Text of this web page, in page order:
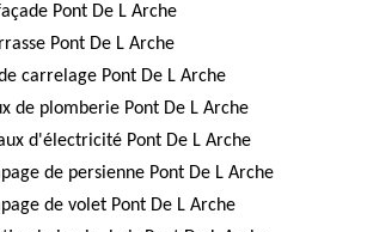
Pont De L Arche
Pont De L Arche
carrelage Pont De L Arche
de plomberie Pont De L Arche
d'électricité Pont De L Arche
de persienne Pont De L Arche
de volet Pont De L Arche